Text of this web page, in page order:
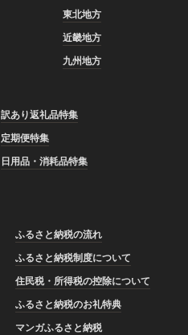
東北地方
近畿地方
九州地方
訳あり返礼品特集
定期便特集
日用品・消耗品特集
ふるさと納税の流れ
ふるさと納税制度について
住民税・所得税の控除について
ふるさと納税のお礼特典
マンガふるさと納税